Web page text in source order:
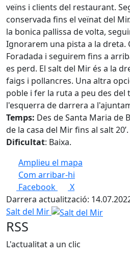
veïns i clients del restaurant.
conservada fins el veïnat del
la bonica pallissa de volta,
Ignorarem una pista a la dreta.
Foradada i seguirem fins a
es perd. El salt del Mir és a la
faigs i pollancres. Una altra
poble i fer la ruta a peu des del
l'esquerra de darrera a
Temps: Des de Santa Maria de
de la casa del Mir fins al salt 20’.
Dificultat: Baixa.
Amplieu el mapa
Com arribar-hi
+
−
Facebook
X
Darrera actualització:
Salt del Mir
RSS
L'actualitat a un clic